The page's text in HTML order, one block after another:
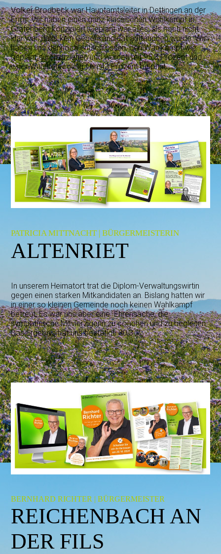
Volker Brodbeck war Hauptamtsleiter in Dettingen an der
Erms. Wir haben einen ganz klassischen Wahlkampf in
Grafenberg konzipiert. Geplant war alles, als noch nicht
klar war, dass kein Gegenkandidat auftauchen würde. Wir
haben uns dennoch entschlossen, den Wahlkampf wie
geplant durchzuziehen und wurden mit 95,3 Prozent und
einer Wahlbeteiligung von 43 Prozent belohnt.
PATRICIA MITTNACHT | BÜRGERMEISTERIN
ALTENRIET
In unserem Heimatort trat die Diplom-Verwaltungswirtin
gegen einen starken Mitkandidaten an. Bislang hatten wir
in einer so kleinen Gemeinde noch keinen Wahlkampf
betreut. Es war uns aber eine Ehrensache, die
sympathische Mitvierzigerin zu coachen und zu begleiten.
Das Ergebnis hat uns bestätigt: 80,3 %.
BERNHARD RICHTER | BÜRGERMEISTER
REICHENBACH AN
DER FILS